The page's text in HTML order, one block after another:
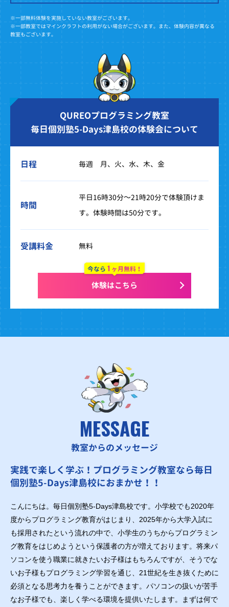
※一部無料体験を実施していない教室がございます。
※一部教室ではマインクラフトの利用がない場合がございます。また、体験内容が異なる
教室もございます。
QUREOプログラミング教室
毎日個別塾5-Days津島校の体験会について
日程 毎週 月、火、水、木、金
時間
平日16時30分～21時20分で体験頂けま
す。体験時間は50分です。
受講料金 無料
今なら 1 ヶ月無料！
体験はこちら
MESSAGE
教室からのメッセージ
実践で楽しく学ぶ！プログラミング教室なら毎日
個別塾5-Days津島校におまかせ！！
こんにちは。毎日個別塾5-Days津島校です。小学校でも2020年
度からプログラミング教育がはじまり、2025年から大学入試に
も採用されたという流れの中で、小学生のうちからプログラミン
グ教育をはじめようという保護者の方が増えております。将来パ
ソコンを使う職業に就きたいお子様はもちろんですが、そうでな
いお子様もプログラミング学習を通じ、21世紀を生き抜くために
必須となる思考力を養うことができます。パソコンの扱いが苦手
なお子様でも、楽しく学べる環境を提供いたします。まずは何で